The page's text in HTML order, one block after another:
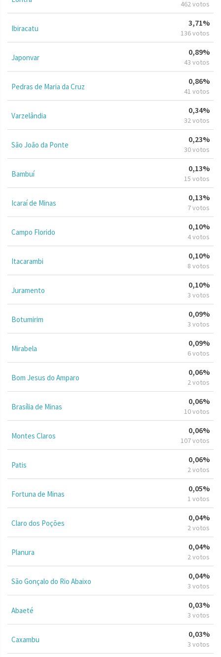
462 votos
Ibiracatu
3,71%
136 votos
Japonvar
0,89%
43 votos
Pedras de Maria da Cruz
0,86%
41 votos
Varzelândia
0,34%
32 votos
São João da Ponte
0,23%
30 votos
Bambuí
0,13%
15 votos
Icaraí de Minas
0,13%
7 votos
Campo Florido
0,10%
4 votos
Itacarambi
0,10%
8 votos
Juramento
0,10%
3 votos
Botumirim
0,09%
3 votos
Mirabela
0,09%
6 votos
Bom Jesus do Amparo
0,06%
2 votos
Brasília de Minas
0,06%
10 votos
Montes Claros
0,06%
107 votos
Patis
0,06%
2 votos
Fortuna de Minas
0,05%
1 votos
Claro dos Poções
0,04%
2 votos
Planura
0,04%
2 votos
São Gonçalo do Rio Abaixo
0,04%
3 votos
Abaeté
0,03%
3 votos
Caxambu
0,03%
3 votos